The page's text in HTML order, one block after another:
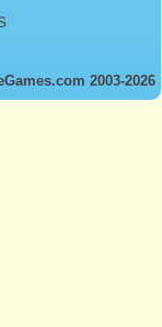
2003-2026